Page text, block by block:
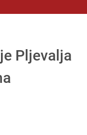
Pljevalja